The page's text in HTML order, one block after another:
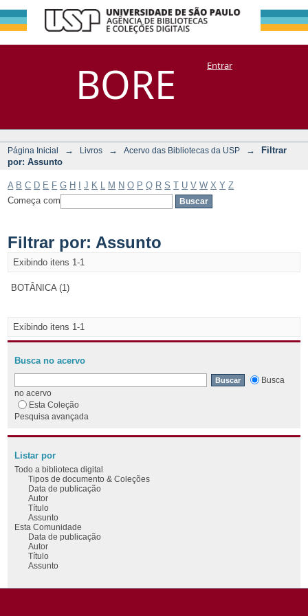
BORE
Filtrar por:
Assunto
DSpace/Manakin + CoriscoEntrar
Página Inicial → Livros → Acervo das Bibliotecas da USP →
Filtrar
por: Assunto
A B C D E F G H J K M N O P Q R S T U V W X Y Z
Começa com
Filtrar por: Assunto
Exibindo itens 1-1
BOTÂNICA (1)
Exibindo itens 1-1
Busca no acervo
Busca
no acervo
Esta Coleção
Pesquisa avançada
Listar por
Todo a biblioteca digital
Tipos de documento & Coleções
Data de publicação
Autor
Título
Assunto
Esta Comunidade
Data de publicação
Autor
Título
Assunto